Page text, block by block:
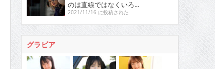
のは直線ではなくいろ...
2021/11/16 に投稿された
グラビア